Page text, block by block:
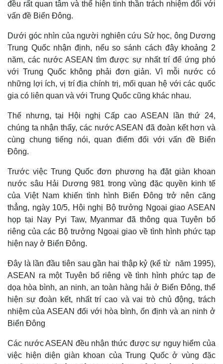
đều rất quan tâm và thể hiện tinh thần trách nhiệm đối với
vấn đề Biển Đông.
Dưới góc nhìn của người nghiên cứu Sử học, ông Dương
Trung Quốc nhận định, nếu so sánh cách đây khoảng 2
năm, các nước ASEAN tìm được sự nhất trí để ứng phó
với Trung Quốc không phải đơn giản. Vì mỗi nước có
những lợi ích, vị trí địa chính trị, mối quan hệ với các quốc
gia có liên quan và với Trung Quốc cũng khác nhau.
Thế nhưng, tại Hội nghị Cấp cao ASEAN lần thứ 24,
chúng ta nhận thấy, các nước ASEAN đã đoàn kết hơn và
cùng chung tiếng nói, quan điểm đối với vấn đề Biển
Đông.
Trước việc Trung Quốc đơn phương hạ đặt giàn khoan
nước sâu Hải Dương 981 trong vùng đặc quyền kinh tế
của Việt Nam khiến tình hình Biển Đông trở nên căng
thẳng, ngày 10/5, Hội nghị Bộ trưởng Ngoại giao ASEAN
họp tại Nay Pyi Taw, Myanmar đã thông qua Tuyên bố
riêng của các Bộ trưởng Ngoại giao về tình hình phức tạp
hiện nay ở Biển Đông.
Đây là lần đầu tiên sau gần hai thập kỷ (kể từ năm 1995),
ASEAN ra một Tuyên bố riêng về tình hình phức tạp đe
dọa hòa bình, an ninh, an toàn hàng hải ở Biển Đông, thể
hiện sự đoàn kết, nhất trí cao và vai trò chủ động, trách
nhiệm của ASEAN đối với hòa bình, ổn định và an ninh ở
Biển Đông
Các nước ASEAN đều nhận thức được sự nguy hiểm của
việc hiện diện giàn khoan của Trung Quốc ở vùng đặc